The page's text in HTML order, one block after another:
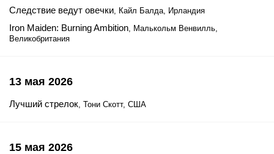
Следствие ведут овечки, Кайл Балда, Ирландия
Iron Maiden: Burning Ambition, Малькольм Венвилль,
Великобритания
13 мая 2026
Лучший стрелок, Тони Скотт, США
15 мая 2026